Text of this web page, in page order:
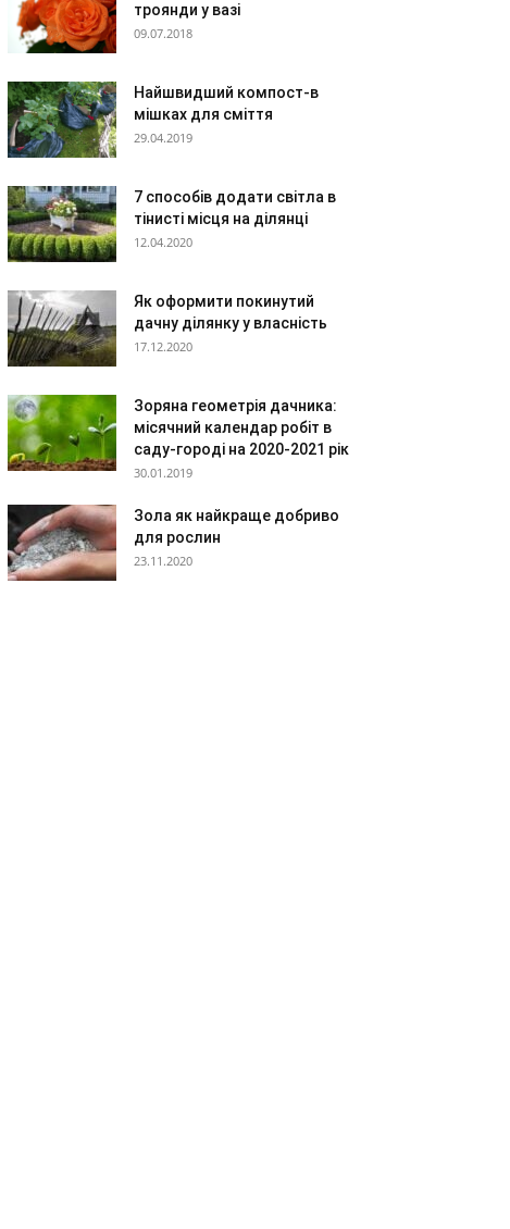
троянди у вазі
09.07.2018
Найшвидший компост-в
мішках для сміття
29.04.2019
7 способів додати світла в
тінисті місця на ділянці
12.04.2020
Як оформити покинутий
дачну ділянку у власність
17.12.2020
Зоряна геометрія дачника:
місячний календар робіт в
саду-городі на 2020-2021 рік
30.01.2019
Зола як найкраще добриво
для рослин
23.11.2020